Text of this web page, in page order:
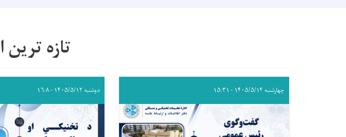
تازه ترین
چهارشنبه ۱۴۰۵/۵/۱۴ - ۱۵:۳۱ دوشنبه ۱۴۰۵/۵/۱۲ - ۱۶:۸